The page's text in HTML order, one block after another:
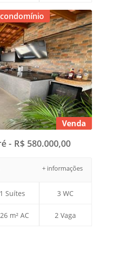
Venda
- R$ 580.000,00
+ informações
1 Suítes 3 WC
m² AC 2 Vaga